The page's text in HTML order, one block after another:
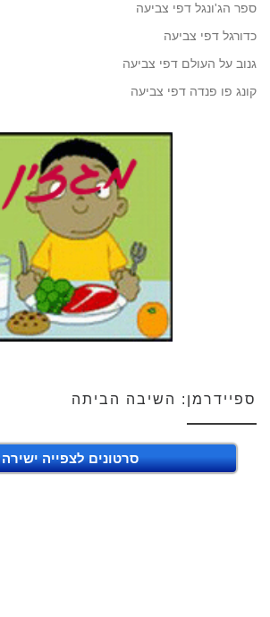
ספר הג'ונגל דפי צביעה
כדורגל דפי צביעה
גנוב על העולם דפי צביעה
קונג פו פנדה דפי צביעה
ספיידרמן: השיבה הביתה
סרטונים לצפייה ישירה